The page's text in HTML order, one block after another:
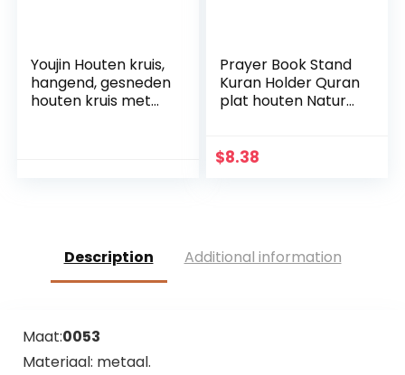
Youjin Houten kruis,
hangend, gesneden
houten kruis met
Prayer Book Stand
Kuran Holder Quran
plat houten Natural
Supplies
$8.38
Description Additional information
Maat:0053
Materiaal: metaal.